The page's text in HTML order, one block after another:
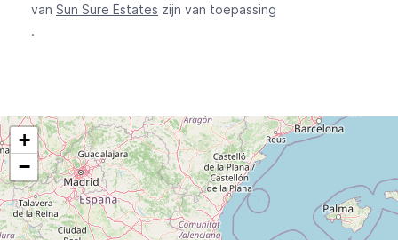
van Sun Sure Estates zijn van toepassing
.
+
−